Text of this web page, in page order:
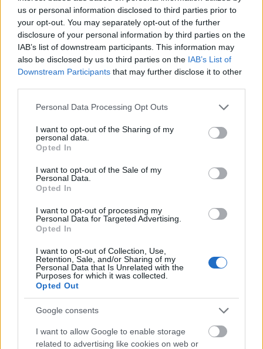
us or personal information disclosed to third parties prior to
your opt-out. You may separately opt-out of the further
disclosure of your personal information by third parties on the
IAB’s list of downstream participants. This information may
also be disclosed by us to third parties on the IAB’s List of
Downstream Participants that may further disclose it to other
Please note that this website/app uses one or more Google
not limited to your visit or usage behaviour. You may click to
grant or deny consent to Google and its third-party tags to
use your data for below specified purposes in below Google
consent section.
Personal Data Processing Opt Outs
I want to opt-out of the Sharing of my
personal data.
Opted In
I want to opt-out of the Sale of my
Personal Data.
Opted In
I want to opt-out of processing my
Personal Data for Targeted Advertising.
Opted In
I want to opt-out of Collection, Use,
Retention, Sale, and/or Sharing of my
Personal Data that Is Unrelated with the
Purposes for which it was collected.
Opted Out
Google consents
I want to allow Google to enable storage
related to advertising like cookies on web or
novemberi indítást mutatja be, ahogy megtöltik a
ballont és összeállítják a szükséges műszereket,
melyeket egy kipárnázott dobozban kapcsoltak a
léghajóhoz. A start…
Vezethető pókrobot
richard_szabo•2010. december 10.